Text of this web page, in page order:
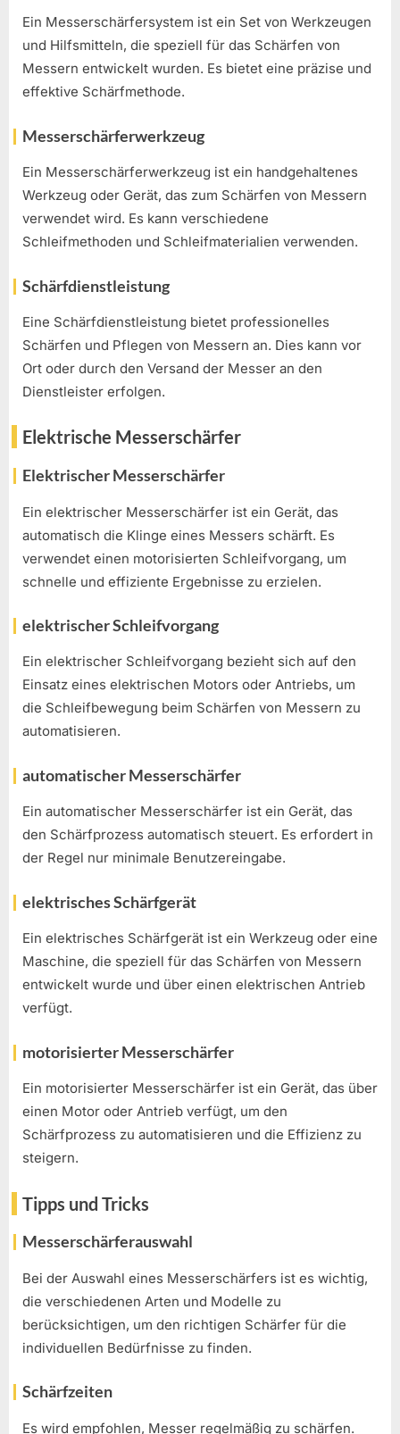
Ein Messerschärfersystem ist ein Set von Werkzeugen
und Hilfsmitteln, die speziell für das Schärfen von
Messern entwickelt wurden. Es bietet eine präzise und
effektive Schärfmethode.
Messerschärferwerkzeug
Ein Messerschärferwerkzeug ist ein handgehaltenes
Werkzeug oder Gerät, das zum Schärfen von Messern
verwendet wird. Es kann verschiedene
Schleifmethoden und Schleifmaterialien verwenden.
Schärfdienstleistung
Eine Schärfdienstleistung bietet professionelles
Schärfen und Pflegen von Messern an. Dies kann vor
Ort oder durch den Versand der Messer an den
Dienstleister erfolgen.
Elektrische Messerschärfer
Elektrischer Messerschärfer
Ein elektrischer Messerschärfer ist ein Gerät, das
automatisch die Klinge eines Messers schärft. Es
verwendet einen motorisierten Schleifvorgang, um
schnelle und effiziente Ergebnisse zu erzielen.
elektrischer Schleifvorgang
Ein elektrischer Schleifvorgang bezieht sich auf den
Einsatz eines elektrischen Motors oder Antriebs, um
die Schleifbewegung beim Schärfen von Messern zu
automatisieren.
automatischer Messerschärfer
Ein automatischer Messerschärfer ist ein Gerät, das
den Schärfprozess automatisch steuert. Es erfordert in
der Regel nur minimale Benutzereingabe.
elektrisches Schärfgerät
Ein elektrisches Schärfgerät ist ein Werkzeug oder eine
Maschine, die speziell für das Schärfen von Messern
entwickelt wurde und über einen elektrischen Antrieb
verfügt.
motorisierter Messerschärfer
Ein motorisierter Messerschärfer ist ein Gerät, das über
einen Motor oder Antrieb verfügt, um den
Schärfprozess zu automatisieren und die Effizienz zu
steigern.
Tipps und Tricks
Messerschärferauswahl
Bei der Auswahl eines Messerschärfers ist es wichtig,
die verschiedenen Arten und Modelle zu
berücksichtigen, um den richtigen Schärfer für die
individuellen Bedürfnisse zu finden.
Schärfzeiten
Es wird empfohlen, Messer regelmäßig zu schärfen.